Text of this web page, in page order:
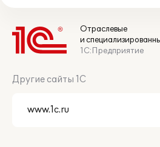
Отраслевые
и
1С:Предприятие
Другие сайты 1С